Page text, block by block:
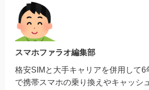
スマホファラオ編集部
格安SIMと大手キャリアを併用して6
で携帯スマホの乗り換えやキャッシ